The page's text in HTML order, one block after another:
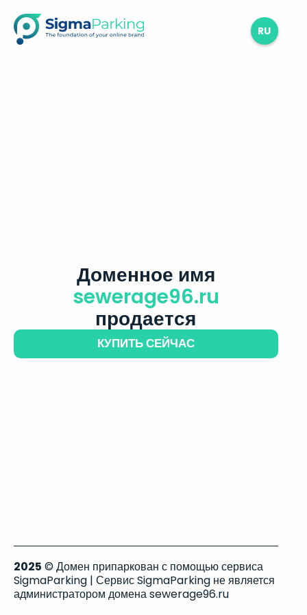
RU
Доменное имя
sewerage96.ru
продается
КУПИТЬ СЕЙЧАС
2025 © Домен припаркован с помощью сервиса
SigmaParking | Сервис SigmaParking не является
администратором домена sewerage96.ru